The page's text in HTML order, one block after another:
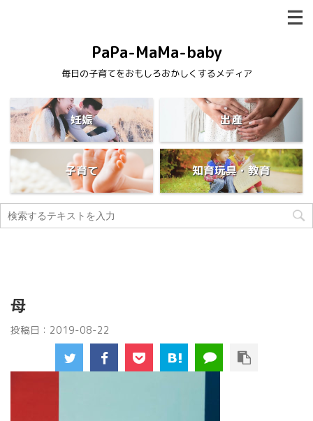
PaPa-MaMa-baby
毎日の子育てをおもしろおかしくするメディア
妊娠 出産
子育て 知育玩具・教育
母
投稿日： 2019-08-22